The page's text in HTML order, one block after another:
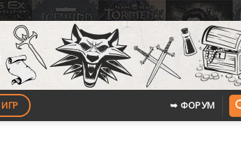
➥ ФОРУМ